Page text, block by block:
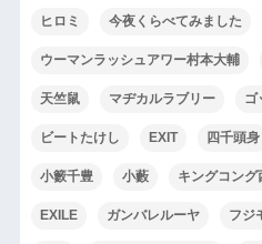
ヒロミ 今夜くらべてみました
ウーマンラッシュアワー村本大輔
天竺鼠 マヂカルラブリー ゴ
ビートたけし EXIT 四千頭身
小籔千豊 小藪 キングコング
EXILE ガンバレルーヤ フジ